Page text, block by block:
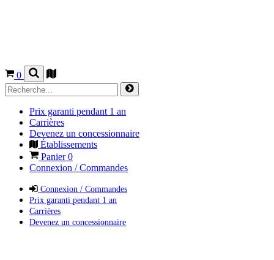
0
Prix garanti pendant 1 an
Carrières
Devenez un concessionnaire
Établissements
Panier0
Connexion / Commandes
Connexion / Commandes
Prix garanti pendant 1 an
Carrières
Devenez un concessionnaire